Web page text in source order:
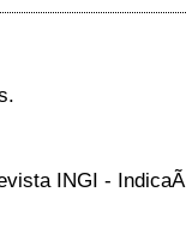
INGI -